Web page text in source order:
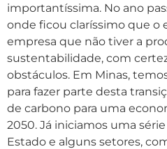
importantíssima. No ano
onde ficou claríssimo que o
empresa que não tiver a
sustentabilidade, com
obstáculos. Em Minas,
para fazer parte desta
de carbono para uma
2050. Já iniciamos uma
Estado e alguns setores,